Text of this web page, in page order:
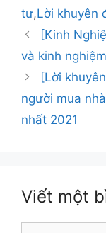
tư,Lời khuyên
Điều
hướng
viết
[Kinh
và kinh
[Lời
người mua
nhất 2021
Viết một